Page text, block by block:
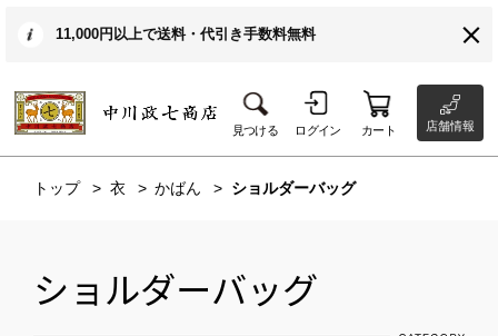
11,000円以上で送料・代引き手数料無料
見つける ログイン カート 店舗情報
トップ 衣 かばん ショルダーバッグ
ショルダーバッグ